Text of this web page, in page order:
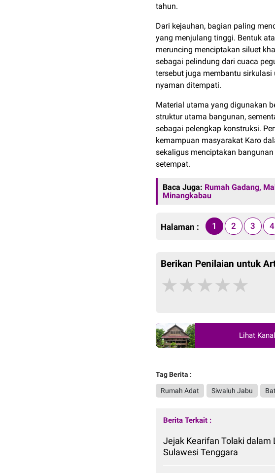
tahun.
Dari kejauhan, bagian paling
yang menjulang tinggi. Bentuk
meruncing menciptakan siluet
sebagai pelindung dari cuaca
tersebut juga membantu
nyaman ditempati.
Material utama yang digunakan
struktur utama bangunan,
sebagai pelengkap konstruksi.
kemampuan masyarakat Karo
sekaligus menciptakan
setempat.
Baca Juga: Rumah Gadang,
Minangkabau
Halaman : 1 2 3 4
Berikan Penilaian untuk
★★★★★
Lihat
Tag Berita :
Rumah Adat Siwaluh Jabu
Berita Terkait :
Jejak Kearifan Tolaki dalam
Sulawesi Tenggara